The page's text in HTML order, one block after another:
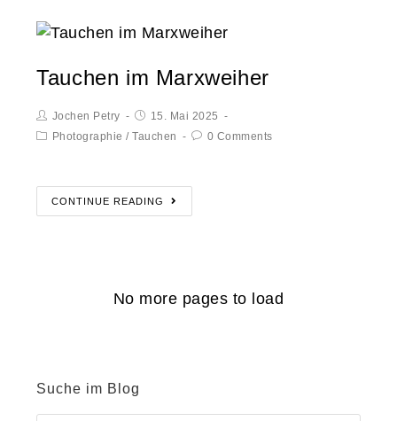
Tauchen im Marxweiher
Jochen Petry
15. Mai 2025
Photographie /Tauchen 0 Comments
CONTINUE READING
No more pages to load
Suche im Blog